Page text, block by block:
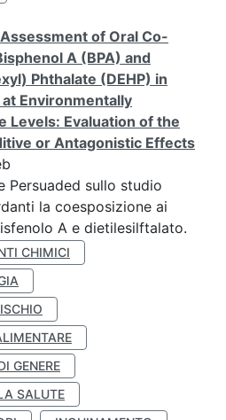
of Oral Co-
A (BPA) and
Phthalate (DEHP) in
Environmentally
Levels: Evaluation of the
or Antagonistic Effects
Persuaded sullo studio
la coesposizione ai
A e dietilesilftalato.
CHIMICI
GENERE
SALUTE